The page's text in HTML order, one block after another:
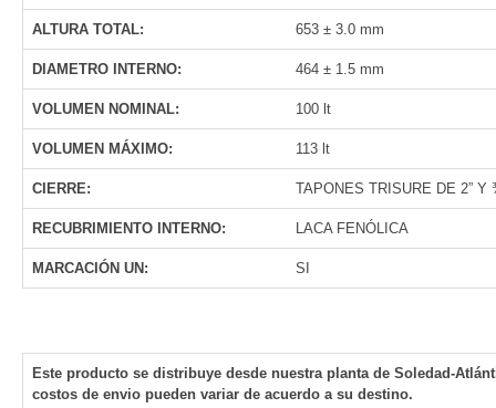
ALTURA TOTAL: 653 ± 3.0 mm
DIAMETRO INTERNO: 464 ± 1.5 mm
VOLUMEN NOMINAL: 100 lt
VOLUMEN MÁXIMO: 113 lt
CIERRE: TAPONES TRISURE DE 2” Y
RECUBRIMIENTO INTERNO: LACA FENÓLICA
MARCACIÓN UN: SI
Este producto se distribuye desde nuestra planta de Soledad-
costos de envio pueden variar de acuerdo a su destino.